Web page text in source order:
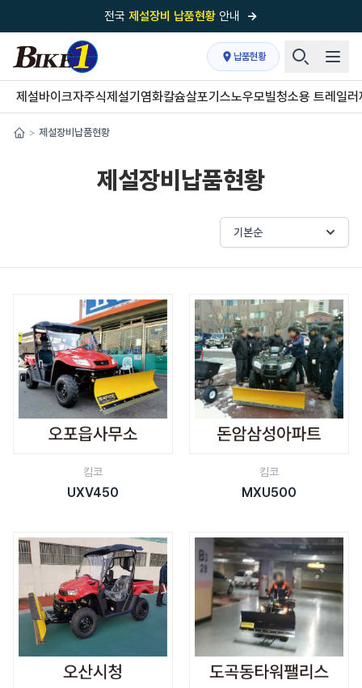
전국 제설장비 납품현황 안내 →
국내 1위 제설장비 제작 전문업체 (주)바이크원
제설 현장의 정답!다목적 차량의 표준!
전국제설장비 납품현황안내→
전국이 선택한제설·다목적 장비 전문기업
납품현황
제설바이크자주식제설기 염화칼슘살포기 스노우모빌청소용 트레일러
> 제설장비납품현황
제설장비납품현황
기본순
킴코
UXV450
킴코
MXU500